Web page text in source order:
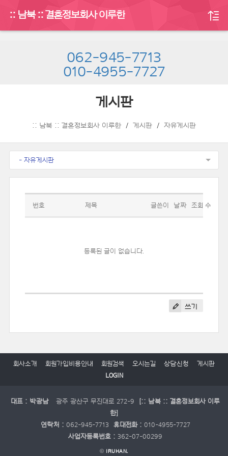
:: 남북 :: 결혼정보회사 이루한
062-945-7713
010-4955-7727
게시판
:: 남북 :: 결혼정보회사 이루한 게시판 자유게시판
- 자유게시판
번호 제목 글쓴이 날짜 조회 수
등록된 글이 없습니다.
쓰기
회사소개 회원가입비용안내 회원검색 오시는길 상담신청
게시판
LOGIN
대표 : 박광남 광주 광산구 무진대로 272-9
[:: 남북 :: 결혼정보회사 이루
한]
연락처 : 062-945-7713 휴대전화 : 010-4955-7727
사업자등록번호 : 362-07-00299
© IRUHAN.